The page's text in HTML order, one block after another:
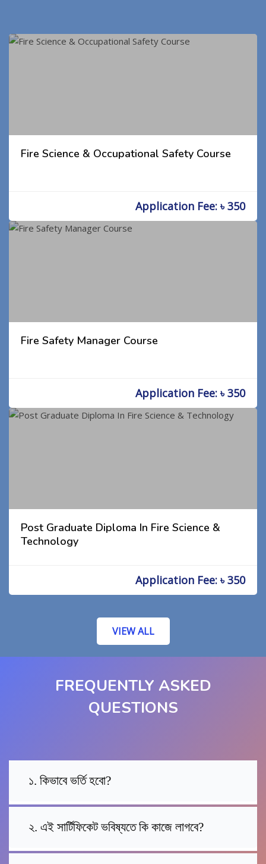
Fire Science & Occupational Safety Course
Application Fee: ৳ 350
Fire Safety Manager Course
Application Fee: ৳ 350
Post Graduate Diploma In Fire Science &
Technology
Application Fee: ৳ 350
VIEW ALL
FREQUENTLY ASKED
QUESTIONS
১. কিভাবে ভর্তি হবো?
২. এই সার্টিফিকেট ভবিষ্যতে কি কাজে লাগবে?